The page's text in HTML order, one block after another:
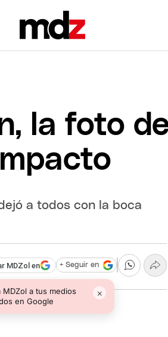
la foto
a todos con la boca
MDZol en
MDZol a tus medios
en Google
×
+ Seguir en